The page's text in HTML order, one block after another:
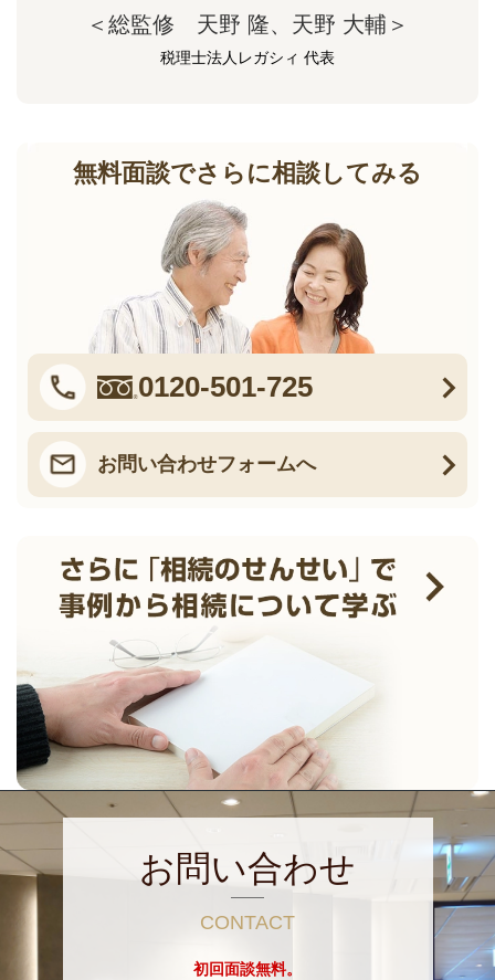
＜総監修 天野 隆、天野 大輔＞
税理士法人レガシィ 代表
無料面談でさらに相談してみる
0120-501-725
お問い合わせフォームへ
お問い合わせ
CONTACT
初回面談無料。